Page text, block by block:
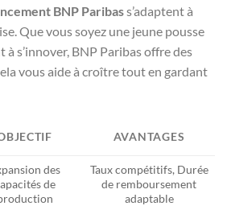
BNP Paribass’adaptent à
Que vous soyez une jeune pousse
s’innover, BNP Paribas offre des
vous aide à croître tout en gardant
AVANTAGES
des
de
Taux compétitifs, Durée
de remboursement
adaptable